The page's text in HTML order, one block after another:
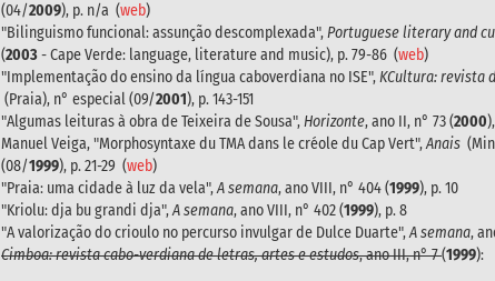
(04/2009), p. n/a (web)
"Bilinguismo funcional: assunção descomplexada",Portuguese literary and
(2003- Cape Verde: language, literature and music), p. 79-86 (web)
"Implementação do ensino da língua caboverdiana no ISE",KCultura: revista
(Praia), n° especial (09/2001), p. 143-151
"Algumas leituras à obra de Teixeira de Sousa",Horizonte, ano II, n° 73 (2000
Manuel Veiga, "Morphosyntaxe du TMA dans le créole du Cap Vert",Anais
(08/1999), p. 21-29 (web)
"Praia: uma cidade à luz da vela",A semana, ano VIII, n° 404 (1999), p. 10
"Kriolu: dja bu grandi dja",A semana, ano VIII, n° 402 (1999), p. 8
"A valorização do crioulo no percurso invulgar de Dulce Duarte",A semana,
Cimboa: revista cabo-verdiana de letras, artes e estudos, ano III, n° 7(1999):